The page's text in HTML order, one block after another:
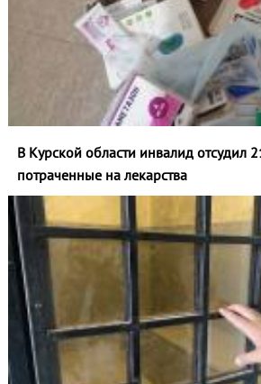
В Курской области инвалид отсудил
потраченные на лекарства